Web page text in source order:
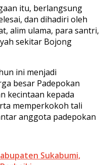
itu, berlangsung
dan dihadiri oleh
alim ulama, para santri,
sekitar Bojong
ini menjadi
besar Padepokan
kecintaan kepada
memperkokoh tali
anggota padepokan
Sukabumi,